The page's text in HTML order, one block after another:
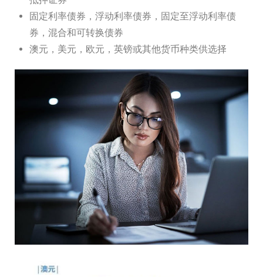
固定利率债券，浮动利率债券，固定至浮动利率债
券，混合和可转换债券
澳元，美元，欧元，英镑或其他货币种类供选择